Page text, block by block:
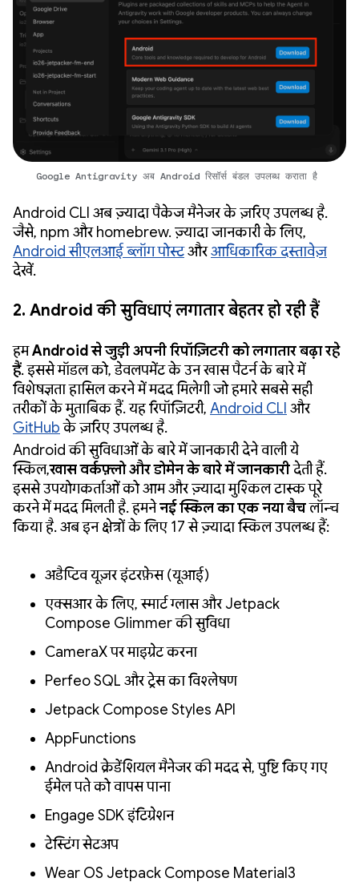
Google Antigravity अब Android रिसॉर्स बंडल उपलब्ध कराता है
Android CLI अब ज़्यादा पैकेज मैनेजर के ज़रिए उपलब्ध है.
जैसे, npm और homebrew. ज़्यादा जानकारी के लिए,
Android सीएलआई ब्लॉग पोस्टऔरआधिकारिक दस्तावेज़
देखें.
2. Android की सुविधाएं लगातार बेहतर हो रही हैं
हमAndroid से जुड़ी अपनी रिपॉज़िटरी को लगातार बढ़ा रहे
हैं. इससे मॉडल को, डेवलपमेंट के उन खास पैटर्न के बारे में
विशेषज्ञता हासिल करने में मदद मिलेगी जो हमारे सबसे सही
तरीकों के मुताबिक हैं. यह रिपॉज़िटरी, Android CLI और
GitHubके ज़रिए उपलब्ध है.
Android की सुविधाओं के बारे में जानकारी देने वाली ये
स्किल,खास वर्कफ़्लो और डोमेन के बारे में जानकारीदेती हैं.
इससे उपयोगकर्ताओं को आम और ज़्यादा मुश्किल टास्क पूरे
करने में मदद मिलती है. हमनेनई स्किल का एक नया बैचलॉन्च
किया है. अब इन क्षेत्रों के लिए 17 से ज़्यादा स्किल उपलब्ध हैं:
अडैप्टिव यूज़र इंटरफ़ेस (यूआई)
एक्सआर के लिए, स्मार्ट ग्लास और Jetpack
Compose Glimmer की सुविधा
CameraX पर माइग्रेट करना
Perfetto SQL और ट्रेस का विश्लेषण
Jetpack Compose Styles API
AppFunctions
Android क्रेडेंशियल मैनेजर की मदद से, पुष्टि किए गए
ईमेल पते को वापस पाना
Engage SDK इंटिग्रेशन
टेस्टिंग सेटअप
Wear OS Jetpack Compose Material3